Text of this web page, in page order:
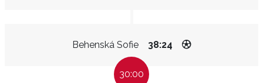
Behenská Sofie 38:24
30:00